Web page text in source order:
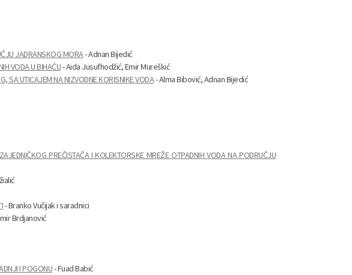
JADRANSKOG MORA- Adnan Bijedić
VODA U BIHAĆU- Aida Jusufhodžić, Emir Mureškić
SA UTICAJEM NA NIZVODNE KORISNIKE VODA- Alma Bibović, Adnan Bijedić
PREČISTAČA I KOLEKTORSKE MREŽE OTPADNIH VODA NA PODRUČJU
- Branko Vučijak i saradnici
Brdjanović
I POGONU- Fuad Babić